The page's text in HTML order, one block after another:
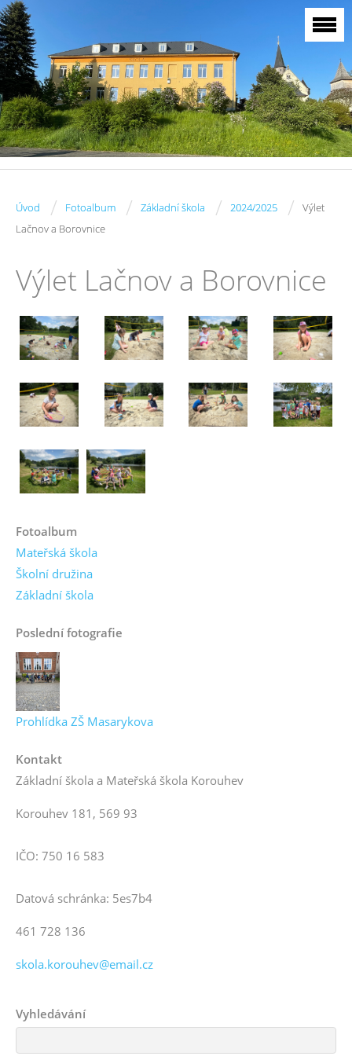
Úvod / Fotoalbum / Základní škola / 2024/2025 /
Výlet
Lačnov a Borovnice
Výlet Lačnov a Borovnice
Fotoalbum
Mateřská škola
Školní družina
Základní škola
Poslední fotografie
Prohlídka ZŠ Masarykova
Kontakt
Základní škola a Mateřská škola Korouhev
Korouhev 181, 569 93
IČO: 750 16 583
Datová schránka: 5es7b4
461 728 136
skola.korouhev@email.cz
Vyhledávání